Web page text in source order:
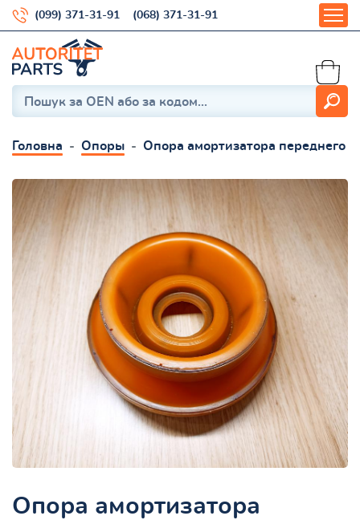
(099) 371-31-91 (068) 371-31-91
Головна Опоры Опора амортизатора переднего
Опора амортизатора